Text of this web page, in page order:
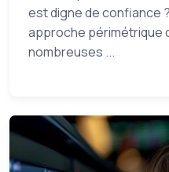
est digne de confiance
approche périmétrique
nombreuses ...